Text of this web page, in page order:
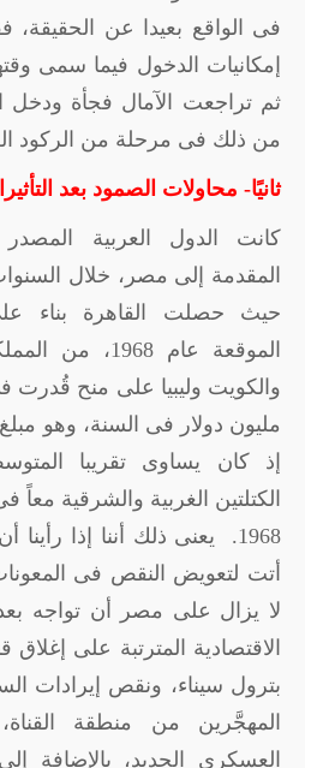
فى الواقع بعيدا عن الحقيقة،
إمكانيات الدخول فيما سمى
ثم تراجعت الآمال فجأة ودخل
من ذلك فى مرحلة من الركود
ثانيًا- محاولات الصمود بعد
كانت الدول العربية
حيث حصلت القاهرة بناء
الموقعة عام
مليون دولار فى السنة، وهو مبلغ
إذ كان يساوى تقريبا
الكتلتين الغربية والشرقية
1968. يعنى ذلك أننا إذا
أتت لتعويض النقص فى
الاقتصادية المترتبة على
بترول سيناء، ونقص إيرادات
المهجَّرين من منطقة
العسكرى الجديد،